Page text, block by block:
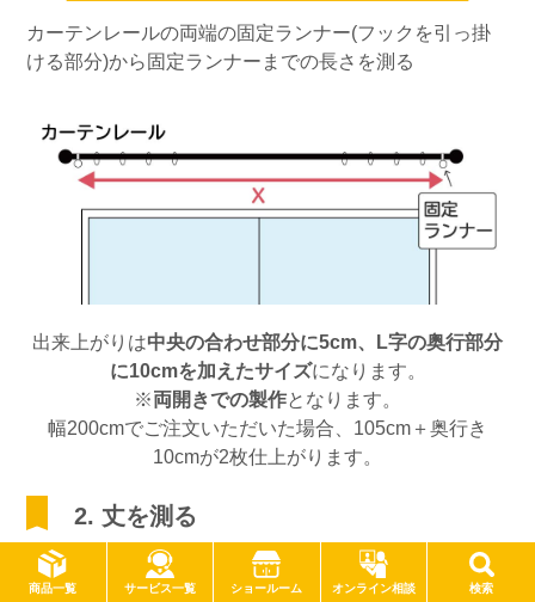
商品一覧 サービス一覧 ショールーム オンライン相談 検索
カーテンレールの両端の固定ランナー(フックを引っ掛
ける部分)から固定ランナーまでの長さを測る
出来上がりは中央の合わせ部分に5cm、L字の奥行部分
に10cmを加えたサイズになります。
※両開きでの製作となります。
幅200cmでご注文いただいた場合、105cm＋奥行き
10cmが2枚仕上がります。
2. 丈を測る
ご希望の窓の種類に合わせて、下図のように長さを測っ